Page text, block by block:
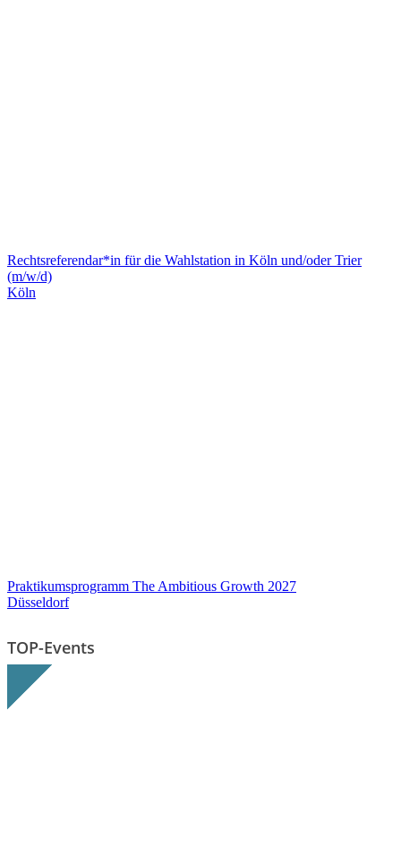
Rechtsreferendar*in für die Wahlstation in Köln und/oder Trier
(m/w/d)
Köln
Praktikumsprogramm The Ambitious Growth 2027
Düsseldorf
TOP-Events